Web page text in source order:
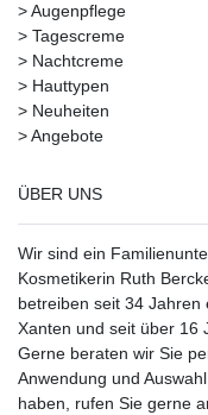
>Augenpflege
> Tagescreme
> Nachtcreme
> Hauttypen
> Neuheiten
>Angebote
ÜBER UNS
Wir sind ein
Kosmetikerin Ruth
betreiben seit 34 Jahren
Xanten und seit über 16
Gerne beraten wir Sie
Anwendung und
haben, rufen Sie gerne